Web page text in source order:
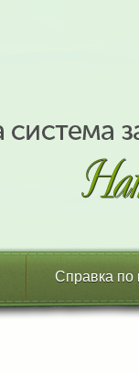
Справка по